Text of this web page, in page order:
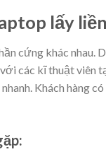
lấy
cứng khác nhau.
các kĩ thuật
Khách hàng
: